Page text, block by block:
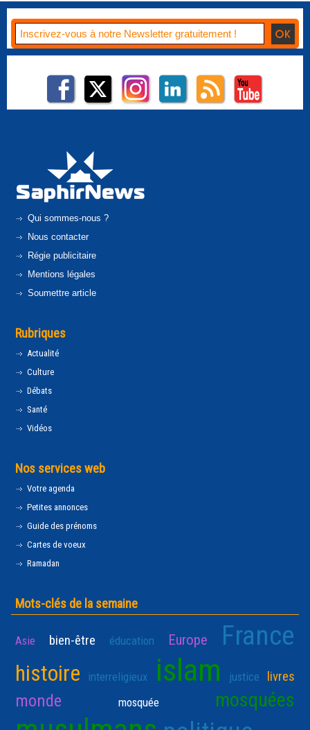
Qui sommes-nous ?
Nous contacter
Régie publicitaire
Mentions légales
Soumettre article
Rubriques
Actualité
Culture
Débats
Santé
Vidéos
Nos services web
Votre agenda
Petites annonces
Guide des prénoms
Cartes de voeux
Ramadan
Mots-clés de la semaine
Asie bien-être éducation Europe France
histoire interreligieux islam justice livres
monde mosquée mosquées